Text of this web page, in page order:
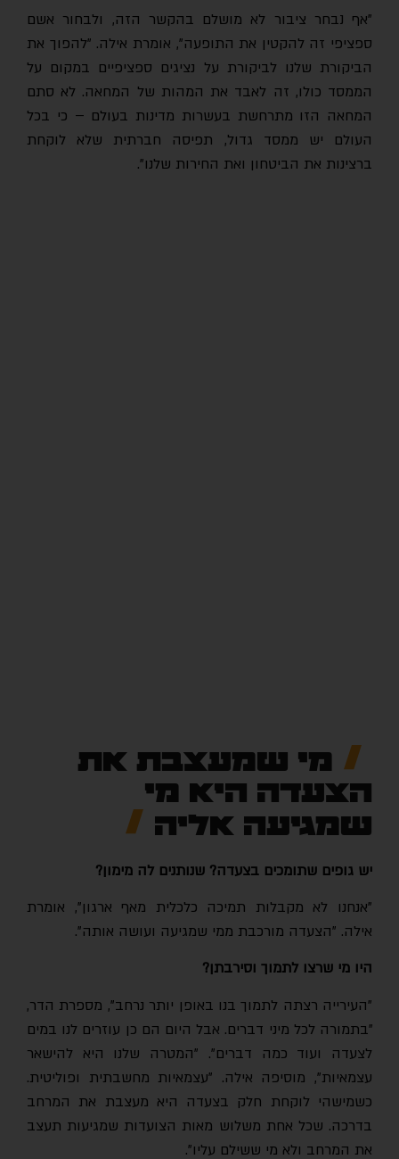
"אף נבחר ציבור לא מושלם בהקשר הזה, ולבחור אשם
ספציפי זה להקטין את התופעה", אומרת אילה. "להפוך את
הביקורת שלנו לביקורת על נציגים ספציפיים במקום על
הממסד כולו, זה לאבד את המהות של המחאה. לא סתם
המחאה הזו מתרחשת בעשרות מדינות בעולם – כי בכל
העולם יש ממסד גדול, תפיסה חברתית שלא לוקחת
ברצינות את הביטחון ואת החירות שלנו".
מי שמעצבת את
הצעדה היא מי
שמגיעה אליה
יש גופים שתומכים בצעדה? שנותנים לה מימון?
"אנחנו לא מקבלות תמיכה כלכלית מאף ארגון", אומרת
אילה. "הצעדה מורכבת ממי שמגיעה ועושה אותה".
היו מי שרצו לתמוך וסירבתן?
"העירייה רצתה לתמוך בנו באופן יותר נרחב", מספרת הדר,
"בתמורה לכל מיני דברים. אבל היום הם כן עוזרים לנו במים
לצעדה ועוד כמה דברים". "המטרה שלנו היא להישאר
עצמאיות", מוסיפה אילה. "עצמאיות מחשבתית ופוליטית.
כשמישהי לוקחת חלק בצעדה היא מעצבת את המרחב
בדרכה. שכל אחת משלוש מאות הצועדות שמגיעות תעצב
את המרחב ולא מי ששילם עליו".